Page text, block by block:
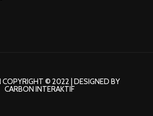
COPYRIGHT © 2022 | DESIGNED BY
CARBON INTERAKTIF